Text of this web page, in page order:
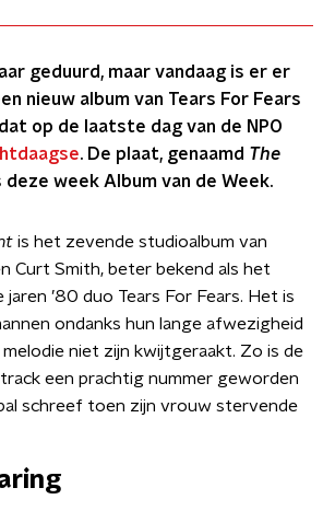
geduurd, maar vandaag is er er
nieuw album van Tears For Fears
op de laatste dag van de NPO
. De plaat, genaamd The
deze week Album van de Week.
is het zevende studioalbum van
Curt Smith, beter bekend als het
’80 duo Tears For Fears. Het is
ondanks hun lange afwezigheid
niet zijn kwijtgeraakt. Zo is de
een prachtig nummer geworden
schreef toen zijn vrouw stervende